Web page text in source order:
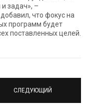
задач», –
что фокус на
программ будет
поставленных целей.
СЛЕДУЮЩИЙ